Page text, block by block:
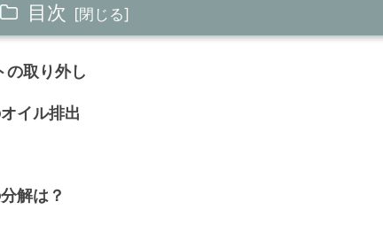
目次
取り外し
イル排出
解は？